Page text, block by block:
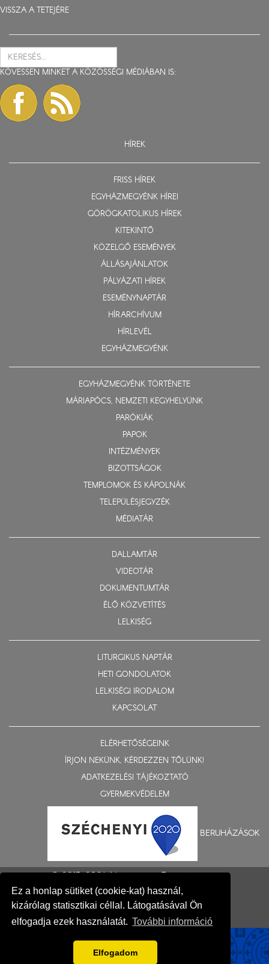
Ez a honlap sütiket (cookie-kat) használ,
kizárólag statisztikai céllal. Látogatásával Ön
elfogadja ezek használatát. További információ
Elfogadom
VISSZA A TETEJÉRE
KÖVESSEN MINKET A KÖZÖSSÉGI MÉDIÁBAN IS:
HÍREK
FRISS HÍREK
EGYHÁZMEGYÉNK HÍREI
GÖRÖGKATOLIKUS HÍREK
KITEKINTŐ
KÖZELGŐ ESEMÉNYEK
ÁLLÁSAJÁNLATOK
PÁLYÁZATI HÍREK
ESEMÉNYNAPTÁR
HÍRARCHÍVUM
HÍRLEVÉL
EGYHÁZMEGYÉNK
EGYHÁZMEGYÉNK TÖRTÉNETE
MÁRIAPÓCS, NEMZETI KEGYHELYÜNK
PARÓKIÁK
PAPOK
INTÉZMÉNYEK
BIZOTTSÁGOK
TEMPLOMOK ÉS KÁPOLNÁK
TELEPÜLÉSJEGYZÉK
MÉDIATÁR
DALLAMTÁR
VIDEOTÁR
DOKUMENTUMTÁR
ÉLŐ KÖZVETÍTÉS
LELKISÉG
LITURGIKUS NAPTÁR
HETI GONDOLATOK
LELKISÉGI IRODALOM
KAPCSOLAT
ELÉRHETŐSÉGEINK
ÍRJON NEKÜNK, KÉRDEZZEN TŐLÜNK!
ADATKEZELÉSI TÁJÉKOZTATÓ
GYERMEKVÉDELEM
BERUHÁZÁSOK
© 2015-2026 Nyíregyházi Egyházmegye
Impresszum
Fejlesztés: Gerner Attila, Zadubenszki Norbert